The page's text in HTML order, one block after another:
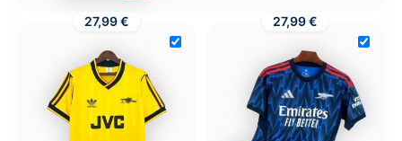
27,99 € 27,99 €